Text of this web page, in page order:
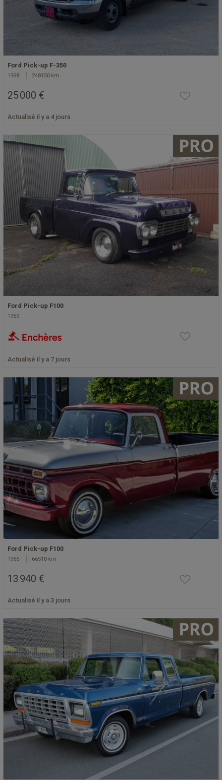
Ford Pick-up F-350
1998 248150 km
25 000 €
Actualisé il y a 4 jours
Ford Pick-up F100
1959
Actualisé il y a 7 jours
Ford Pick-up F100
1965 66510 km
13 940 €
Actualisé il y a 3 jours